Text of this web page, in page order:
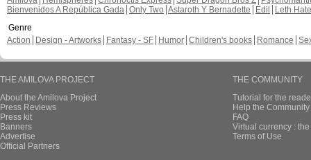
Bienvenidos A República Gada Only Two Astaroth Y Bernadette Edil
Leth Hate
Genre
Action
Design - Artworks Fantasy - SF Humor Children's books Romance
THE AMILOVA PROJECT
About the Amilova Project
Press Reviews
Press kit
Banners
Advertise
Official Partners
THE COMMUNITY
Tutorial for the
Help the
FAQ
Virtual currency :
Terms of Use